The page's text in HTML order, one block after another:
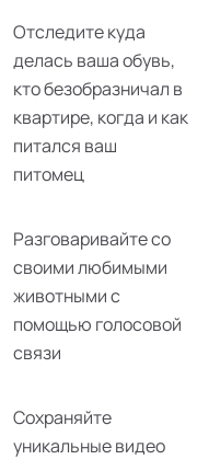
Отследите куда
делась ваша обувь,
кто безобразничал в
квартире, когда и как
питался ваш
питомец
Разговаривайте со
своими любимыми
животными с
помощью голосовой
связи
Сохраняйте
уникальные видео